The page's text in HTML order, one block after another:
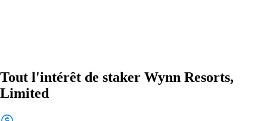
Tout l'intérêt de staker Wynn Resorts,
Limited